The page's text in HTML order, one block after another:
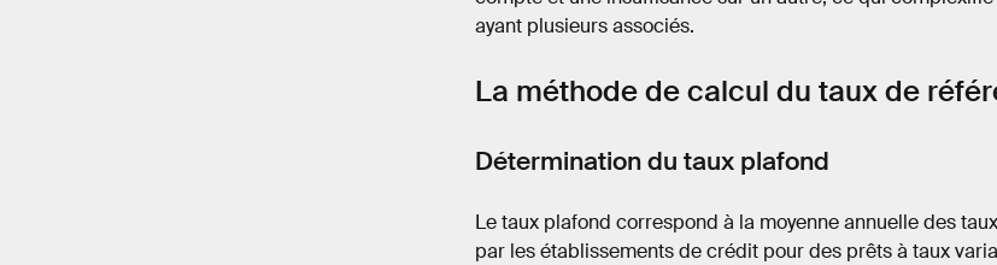
ayant plusieurs associés.
La méthode de calcul du taux de
Détermination du taux plafond
Le taux plafond correspond à la moyenne annuelle des
par les établissements de crédit pour des prêts à taux